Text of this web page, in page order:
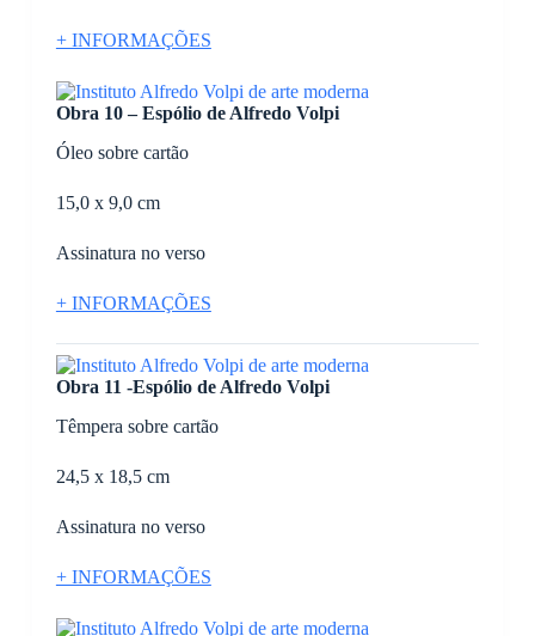
+ INFORMAÇÕES
Obra 10 – Espólio de Alfredo Volpi
Óleo sobre cartão
15,0 x 9,0 cm
Assinatura no verso
+ INFORMAÇÕES
Obra 11 -Espólio de Alfredo Volpi
Têmpera sobre cartão
24,5 x 18,5 cm
Assinatura no verso
+ INFORMAÇÕES